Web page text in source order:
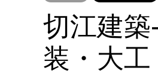
切江建
装・大